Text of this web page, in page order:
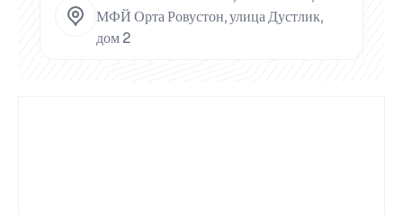
МФЙ Орта Ровустон, улица Дустлик,
дом 2